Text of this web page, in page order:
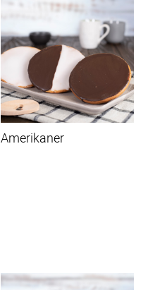
Amerikaner